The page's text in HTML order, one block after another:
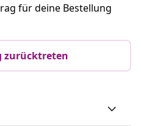
für deine Bestellung
zurücktreten